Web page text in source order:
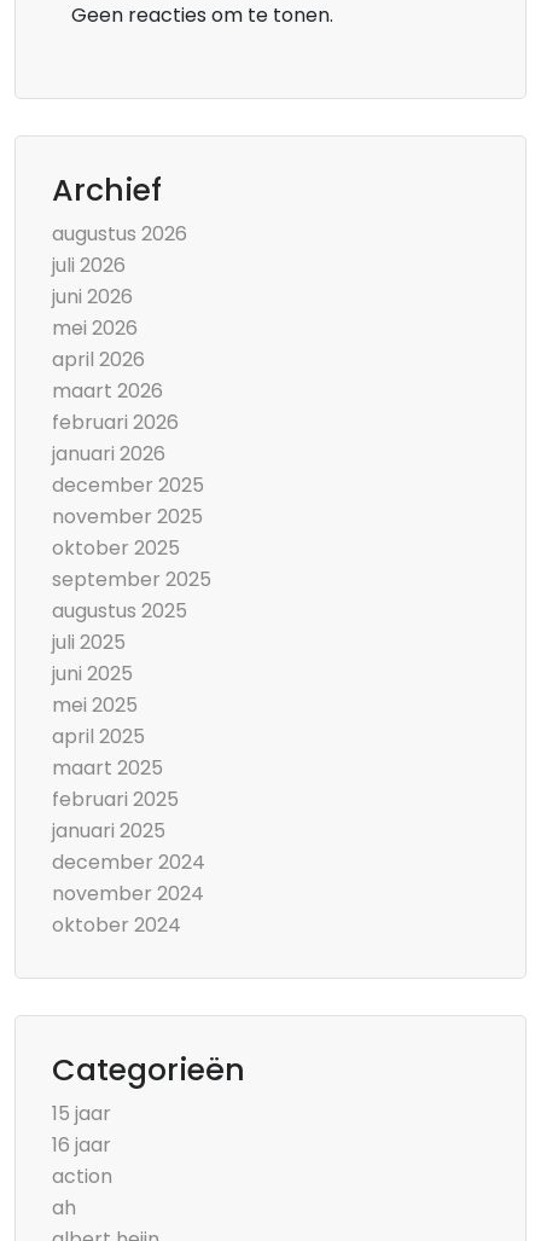
Geen reacties om te tonen.
Archief
augustus 2026
juli 2026
juni 2026
mei 2026
april 2026
maart 2026
februari 2026
januari 2026
december 2025
november 2025
oktober 2025
september 2025
augustus 2025
juli 2025
juni 2025
mei 2025
april 2025
maart 2025
februari 2025
januari 2025
december 2024
november 2024
oktober 2024
Categorieën
15 jaar
16 jaar
action
ah